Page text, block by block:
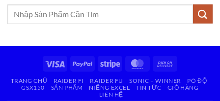
Visa PayPal Stripe MasterCard
Delivery
TRANG CHỦ RAIDER FI RAIDER FU SONIC – WINNER
PÔ ĐỘ
GSX150
SẢN PHẨM NIỀNG EXCEL TIN TỨC
GIỎ HÀNG
LIÊN HỆ